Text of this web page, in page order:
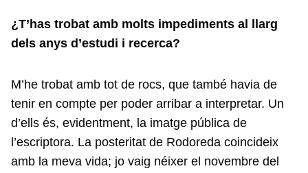
¿T’has trobat amb molts impediments al llarg
dels anys d’estudi i recerca?
M’he trobat amb tot de rocs, que també havia de
tenir en compte per poder arribar a interpretar. Un
d’ells és, evidentment, la imatge pública de
l’escriptora. La posteritat de Rodoreda coincideix
amb la meva vida; jo vaig néixer el novembre del